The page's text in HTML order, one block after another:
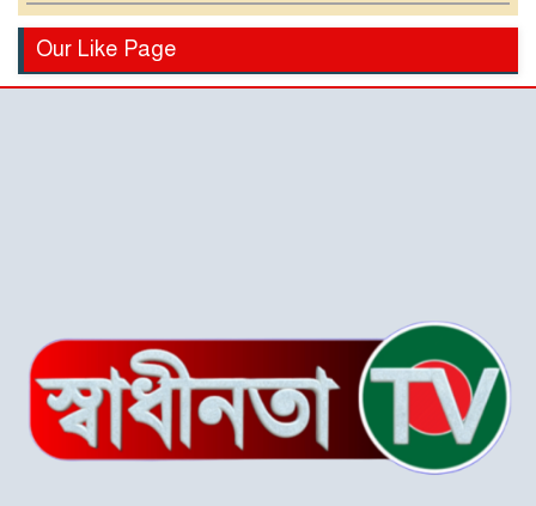
হোসেনের পুত্র
দাবিতে খোন্দকার আকবরের
ইউনিয়নে বিএনপি’র বিশাল
“গলাচিপায় বিএনপির জনসভা:
‘কাউকে বর্গা দেওয়ার জন্য
Our Like Page